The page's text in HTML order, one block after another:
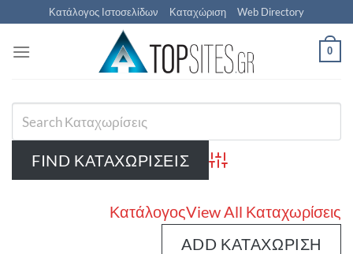
Μετάβαση
στο
περιεχόμενο
Κατάλογος Ιστοσελίδων Καταχώριση Web Directory
0
Advanced Search
ΚατάλογοςView All Καταχωρίσεις
ADD ΚΑΤΑΧΏΡΙΣΗ